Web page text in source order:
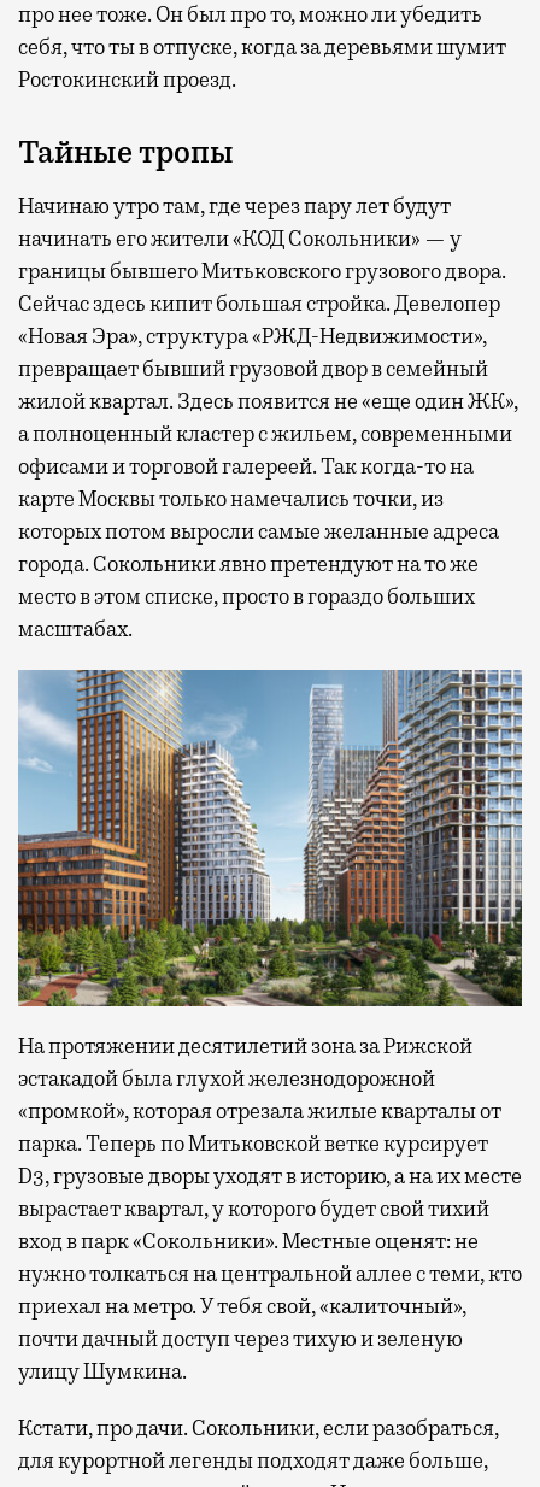
про нее тоже. Он был про то, можно ли убедить
себя, что ты в отпуске, когда за деревьями шумит
Ростокинский проезд.
Тайные тропы
Начинаю утро там, где через пару лет будут
начинать его жители «КОД Сокольники» — у
границы бывшего Митьковского грузового двора.
Сейчас здесь кипит большая стройка. Девелопер
«Новая Эра», структура «РЖД-Недвижимости»,
превращает бывший грузовой двор в семейный
жилой квартал. Здесь появится не «еще один ЖК»,
а полноценный кластер с жильем, современными
офисами и торговой галереей. Так когда-то на
карте Москвы только намечались точки, из
которых потом выросли самые желанные адреса
города. Сокольники явно претендуют на то же
место в этом списке, просто в гораздо больших
масштабах.
На протяжении десятилетий зона за Рижской
эстакадой была глухой железнодорожной
«промкой», которая отрезала жилые кварталы от
парка. Теперь по Митьковской ветке курсирует
D3, грузовые дворы уходят в историю, а на их месте
вырастает квартал, у которого будет свой тихий
вход в парк «Сокольники». Местные оценят: не
нужно толкаться на центральной аллее с теми, кто
приехал на метро. У тебя свой, «калиточный»,
почти дачный доступ через тихую и зеленую
улицу Шумкина.
Кстати, про дачи. Сокольники, если разобраться,
для курортной легенды подходят даже больше,